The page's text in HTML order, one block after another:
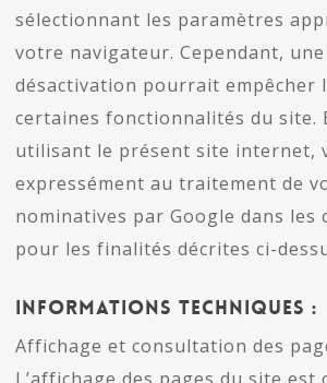
sélectionnant les paramètres
votre navigateur. Cependant,
désactivation pourrait empêcher
certaines fonctionnalités du site.
utilisant le présent site internet,
expressément au traitement de
nominatives par Google dans les
pour les finalités décrites ci-
INFORMATIONS TECHNIQUES :
Affichage et consultation des